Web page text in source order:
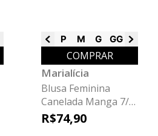
P M G GG G1
COMPRAR
Marialícia
Blusa Feminina
Canelada Manga 7/8
Marialícia Verde
R$74,90